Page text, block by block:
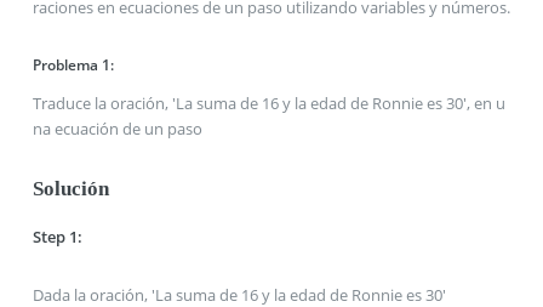
raciones en ecuaciones de un paso utilizando variables y números.
Problema 1:
Traduce la oración, 'La suma de 16 y la edad de Ronnie es 30', en u
na ecuación de un paso
Solución
Step 1:
Dada la oración, 'La suma de 16 y la edad de Ronnie es 30'